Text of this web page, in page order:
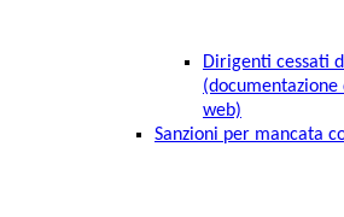
Dirigenti cessati
web)
Sanzioni per mancata